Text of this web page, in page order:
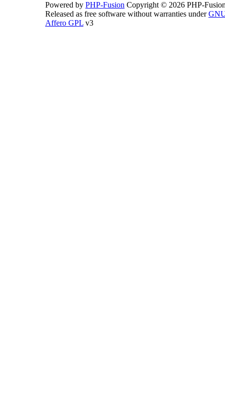
Powered by PHP-Fusion Copyright © 2026 PHP-
Released as free software without warranties under
Affero GPL v3